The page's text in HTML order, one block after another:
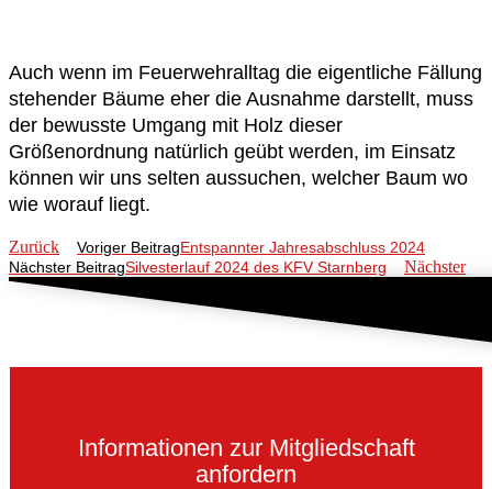
Auch wenn im Feuerwehralltag die eigentliche Fällung
stehender Bäume eher die Ausnahme darstellt, muss
der bewusste Umgang mit Holz dieser
Größenordnung natürlich geübt werden, im Einsatz
können wir uns selten aussuchen, welcher Baum wo
wie worauf liegt.
Zurück Voriger BeitragEntspannter Jahresabschluss 2024
Nächster BeitragSilvesterlauf 2024 des KFV Starnberg Nächster
Informationen zur Mitgliedschaft
anfordern